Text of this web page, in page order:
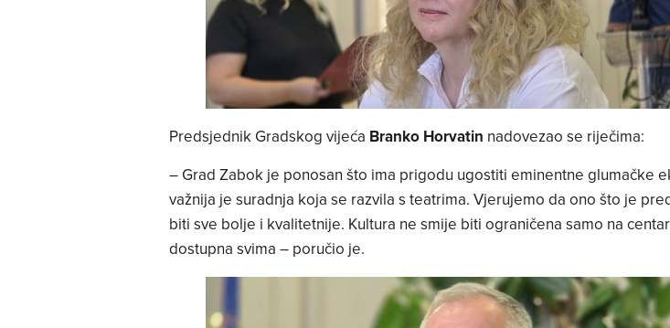
Predsjednik Gradskog vijeća Branko Horvatin nadovezao se riječima:
– Grad Zabok je ponosan što ima prigodu ugostiti eminentne glumačke
važnija je suradnja koja se razvila s teatrima. Vjerujemo da ono što je
biti sve bolje i kvalitetnije. Kultura ne smije biti ograničena samo na
dostupna svima – poručio je.